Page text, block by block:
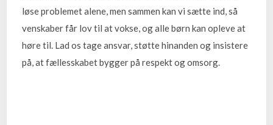
løse problemet alene, men sammen kan vi sætte ind, så
venskaber får lov til at vokse, og alle børn kan opleve at
høre til. Lad os tage ansvar, støtte hinanden og insistere
på, at fællesskabet bygger på respekt og omsorg.